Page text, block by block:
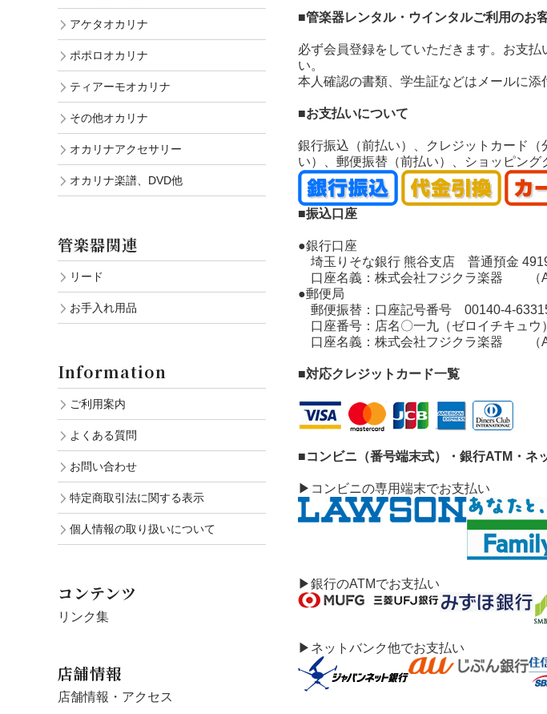
■管楽器レンタル・ウインタルご利用のお
必ず会員登録をしていただきます。お支
い。
本人確認の書類、学生証などはメールに添
■お支払いについて
銀行振込（前払い）、クレジットカード
い）、郵便振替（前払い）、ショッピン
■振込口座
●銀行口座
埼玉りそな銀行 熊谷支店 普通預金
口座名義：株式会社フジクラ楽器 （
●郵便局
郵便振替：口座記号番号 00140-4-
口座番号：店名〇一九（ゼロイチキュ
口座名義：株式会社フジクラ楽器 （
■対応クレジットカード一覧
■コンビニ（番号端末式）・銀行ATM・ネ
▶コンビニの専用端末でお支払い
▶銀行のATMでお支払い
▶ネットバンク他でお支払い
アケタオカリナ
ポポロオカリナ
ティアーモオカリナ
その他オカリナ
オカリナアクセサリー
オカリナ楽譜、DVD他
管楽器関連
リード
お手入れ用品
Information
ご利用案内
よくある質問
お問い合わせ
特定商取引法に関する表示
個人情報の取り扱いについて
コンテンツ
リンク集
店舗情報
店舗情報・アクセス